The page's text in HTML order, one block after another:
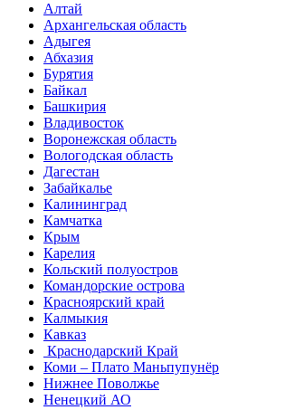
Алтай
Архангельская область
Адыгея
Абхазия
Бурятия
Байкал
Башкирия
Владивосток
Воронежская область
Вологодская область
Дагестан
Забайкалье
Калининград
Камчатка
Крым
Карелия
Кольский полуостров
Командорские острова
Красноярский край
Калмыкия
Кавказ
Краснодарский Край
Коми – Плато Маньпупунёр
Нижнее Поволжье
Ненецкий АО